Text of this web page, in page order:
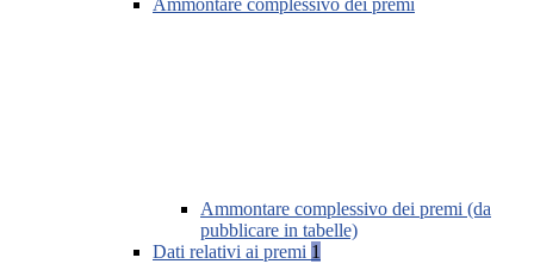
Ammontare complessivo dei premi
Ammontare complessivo dei premi (da
pubblicare in tabelle)
Dati relativi ai premi 1